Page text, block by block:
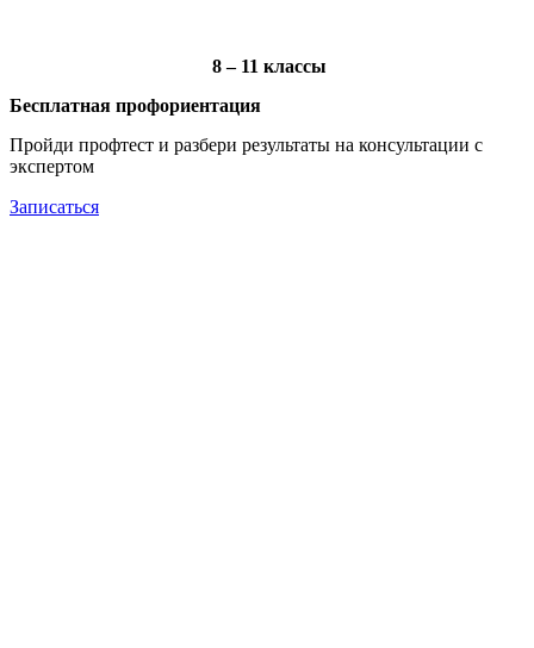
8 – 11 классы
Бесплатная профориентация
Пройди профтест и разбери результаты на консультации с
экспертом
Записаться